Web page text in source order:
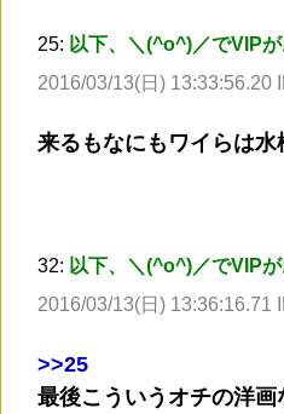
25: 以下、＼(^o^)／でVIP
2016/03/13(日) 13:33:56.20
来るもなにもワイらは
32: 以下、＼(^o^)／でVIP
2016/03/13(日) 13:36:16.71
>>25
最後こういうオチの洋画